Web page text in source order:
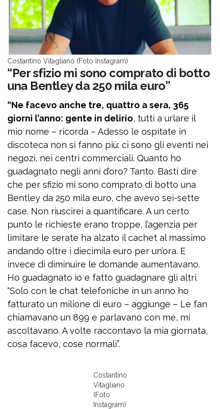
Costantino Vitagliano (Foto Instagram)
“Per sfizio mi sono comprato di botto
una Bentley da 250 mila euro”
“Ne facevo anche tre, quattro a sera, 365
giorni l’anno: gente in delirio, tutti a urlare il
mio nome – ricorda – Adesso le ospitate in
discoteca non si fanno più: ci sono gli eventi nei
negozi, nei centri commerciali. Quanto ho
guadagnato negli anni d’oro? Tanto. Basti dire
che per sfizio mi sono comprato di botto una
Bentley da 250 mila euro, che avevo sei-sette
case. Non riuscirei a quantificare. A un certo
punto le richieste erano troppe, l’agenzia per
limitare le serate ha alzato il cachet al massimo
andando oltre i diecimila euro per un’ora. E
invece di diminuire le domande aumentavano.
Ho guadagnato io e fatto guadagnare gli altri.
“Solo con le chat telefoniche in un anno ho
fatturato un milione di euro – aggiunge – Le fan
chiamavano un 899 e parlavano con me, mi
ascoltavano. A volte raccontavo la mia giornata,
cosa facevo, cose normali”.
Costantino
Vitagliano
(Foto
Instagram)